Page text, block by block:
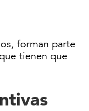
forman parte
tienen que